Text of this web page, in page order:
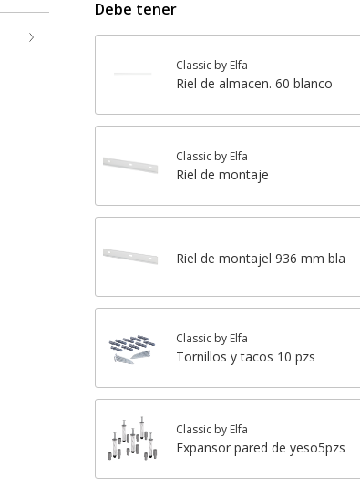
Debe tener
Classic by Elfa
Riel de almacen. 60 blanco
Classic by Elfa
Riel de montaje
Riel de montajel 936 mm bla
Classic by Elfa
Tornillos y tacos 10 pzs
Classic by Elfa
Expansor pared de yeso5pzs